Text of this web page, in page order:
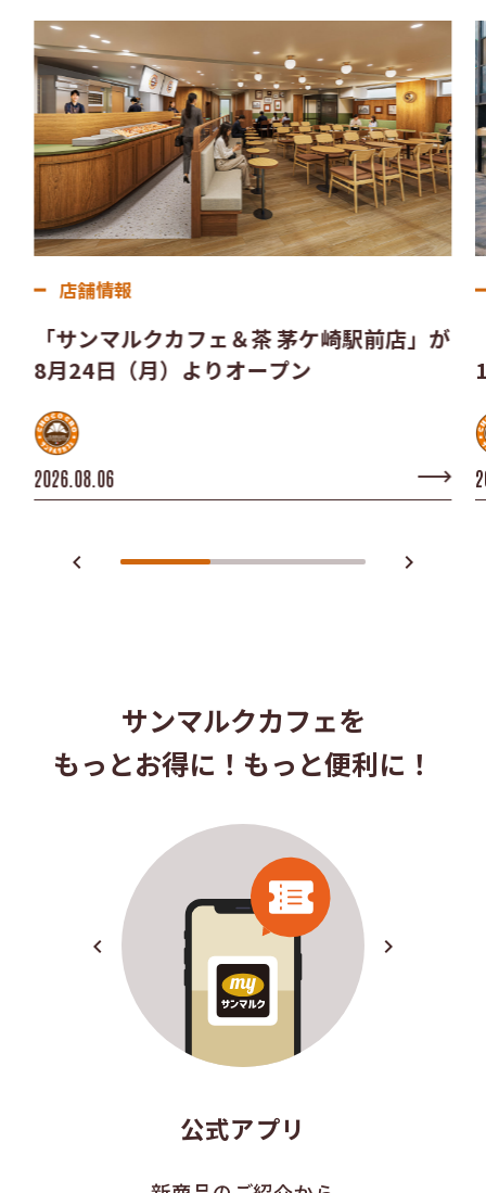
店舗情報
「サンマルクカフェ＆茶 茅ケ崎駅前店」が
8月24日（月）よりオープン
2026.08.06
navigate_before navigate_next
サンマルクカフェを
もっとお得に！もっと便利に！
公式アプリ
navigate_before navigate_next